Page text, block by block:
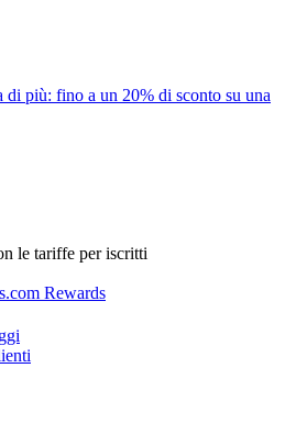
di più: fino a un 20% di sconto su una
le tariffe per iscritti
Rewards